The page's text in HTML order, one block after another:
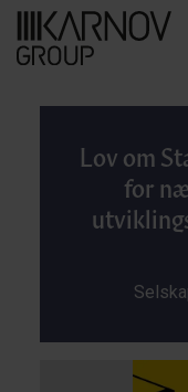
Lov om
for